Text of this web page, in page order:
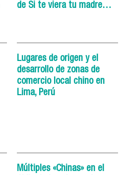
de Si te viera tu madre…
Lugares de origen y el
desarrollo de zonas de
comercio local chino en
Lima, Perú
Múltiples «Chinas» en el